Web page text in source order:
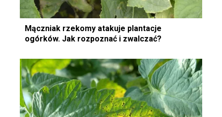
Mączniak rzekomy atakuje plantacje
ogórków. Jak rozpoznać i zwalczać?